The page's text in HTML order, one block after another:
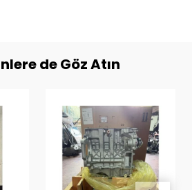
de Göz Atın